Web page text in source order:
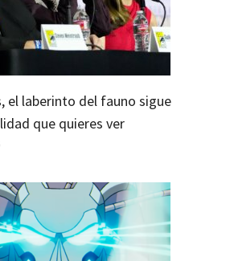
el laberinto del fauno sigue
que quieres ver